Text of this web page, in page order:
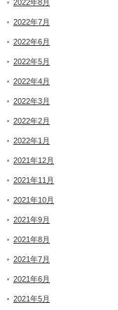
2022年8月
2022年7月
2022年6月
2022年5月
2022年4月
2022年3月
2022年2月
2022年1月
2021年12月
2021年11月
2021年10月
2021年9月
2021年8月
2021年7月
2021年6月
2021年5月